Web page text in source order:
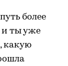
более
и ты уже
какую